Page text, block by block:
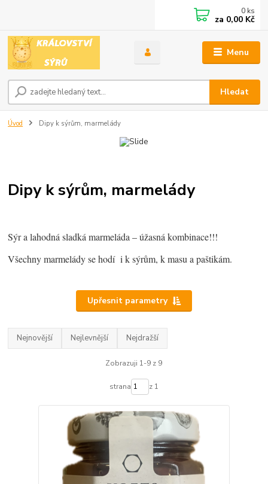
Menu
Hledat
0 ks
za 0,00 Kč
Úvod Dipy k sýrům, marmelády
Dipy k sýrům, marmelády
Sýr a lahodná sladká marmeláda – úžasná kombinace!!!
Všechny marmelády se hodí i k sýrům, k masu a paštikám.
Upřesnit parametry
Nejnovější Nejlevnější Nejdražší
Zobrazuji 1-9 z 9
strana z 1